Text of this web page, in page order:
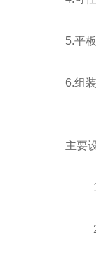
5.平
6.组
主要
1.
2.